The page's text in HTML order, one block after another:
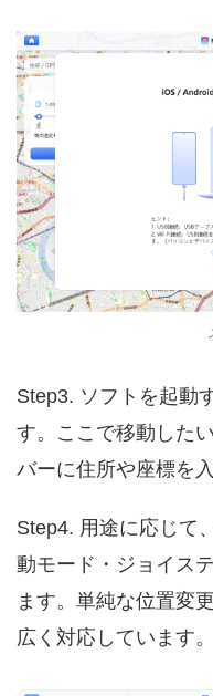
Step3. ソフトを起動
す。ここで移動した
バーに住所や座標を
Step4. 用途に応じて
動モード・ジョイス
ます。単純な位置変
広く対応しています。